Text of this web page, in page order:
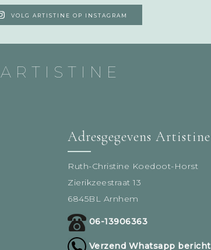
VOLG ARTISTINE OP INSTAGRAM
ARTISTINE
Adresgegevens Artistine
Ruth-Christine Koedoot-Horst
Zierikzeestraat 13
6845BL Arnhem
06-13906363
Verzend Whatsapp bericht